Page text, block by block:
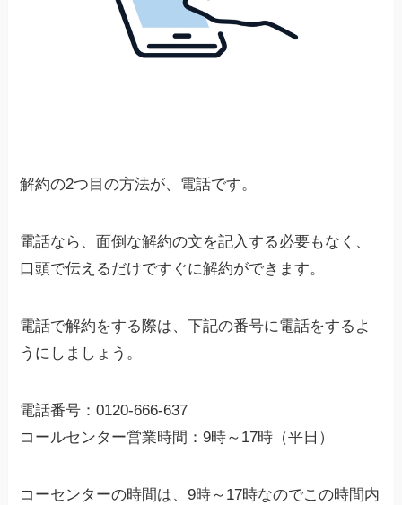
解約の2つ目の方法が、電話です。
電話なら、面倒な解約の文を記入する必要もなく、
口頭で伝えるだけですぐに解約ができます。
電話で解約をする際は、下記の番号に電話をするよ
うにしましょう。
電話番号：0120-666-637
コールセンター営業時間：9時～17時（平日）
コーセンターの時間は、9時～17時なのでこの時間内